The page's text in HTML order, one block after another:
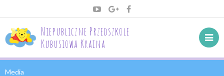
Niepubliczne Przedszkole
Kubusiowa Kraina
Media